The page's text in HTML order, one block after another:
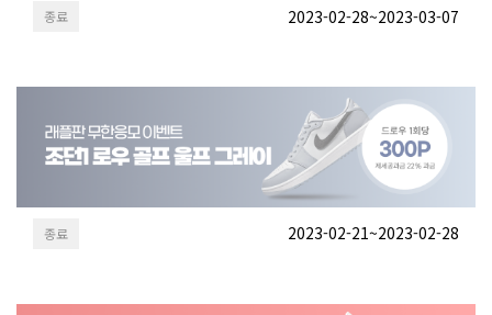
종료 2023-02-28~2023-03-07
종료 2023-02-21~2023-02-28